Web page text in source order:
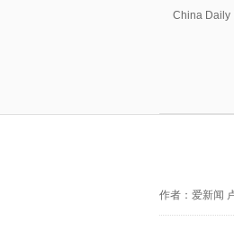
China Daily
作者：爱新闻